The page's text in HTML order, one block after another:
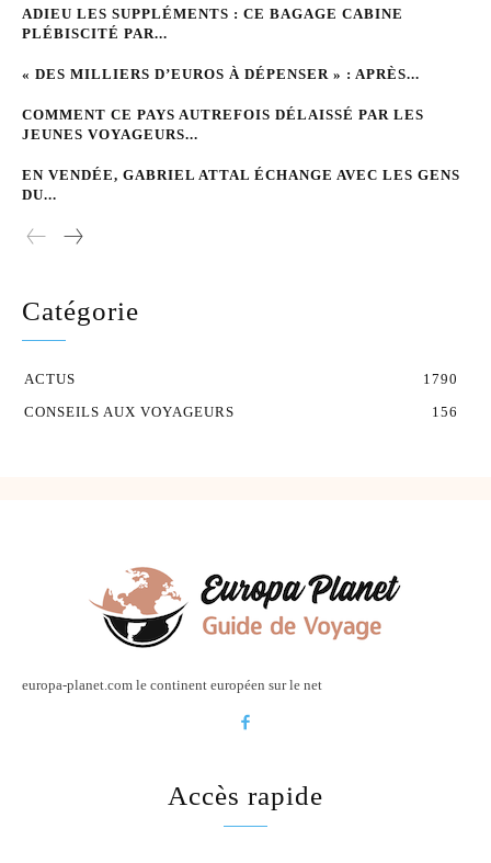
ADIEU LES SUPPLÉMENTS : CE BAGAGE CABINE
PLÉBISCITÉ PAR...
« DES MILLIERS D’EUROS À DÉPENSER » : APRÈS...
COMMENT CE PAYS AUTREFOIS DÉLAISSÉ PAR LES
JEUNES VOYAGEURS...
EN VENDÉE, GABRIEL ATTAL ÉCHANGE AVEC LES GENS
DU...
Catégorie
ACTUS
1790
CONSEILS AUX VOYAGEURS
156
europa-planet.com le continent européen sur le net
Accès rapide